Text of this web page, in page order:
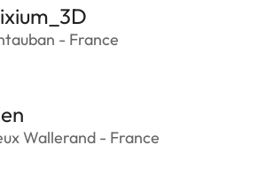
- France
Wallerand - France